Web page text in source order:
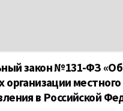
закон №131-ФЗ
организации местного
в Российской